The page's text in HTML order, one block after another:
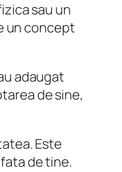
sau un
un concept
adaugat
de sine,
Este
de tine.